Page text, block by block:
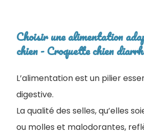
Choisir une alimentation
chien - ​Croquette chien
L’alimentation est un pilier
digestive.
La qualité des selles, qu’elles
ou molles et malodorantes,